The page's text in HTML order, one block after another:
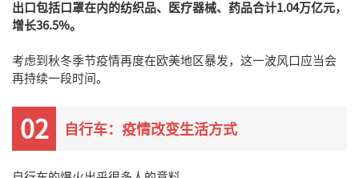
出口包括口罩在内的纺织品、医疗器械、药品合计1.04万亿元，
增长36.5%。
考虑到秋冬季节疫情再度在欧美地区暴发，这一波风口应当会
再持续一段时间。
02 自行车：疫情改变生活方式